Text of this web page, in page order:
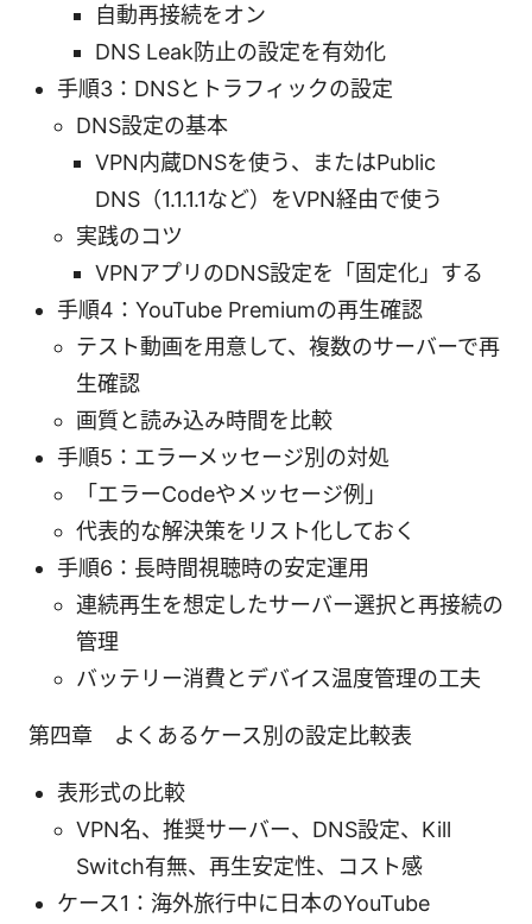
自動再接続をオン
DNS Leak防止の設定を有効化
手順3：DNSとトラフィックの設定
DNS設定の基本
VPN内蔵DNSを使う、またはPublic
DNS（1.1.1.1など）をVPN経由で使う
実践のコツ
VPNアプリのDNS設定を「固定化」する
手順4：YouTube Premiumの再生確認
テスト動画を用意して、複数のサーバーで再
生確認
画質と読み込み時間を比較
手順5：エラーメッセージ別の対処
「エラーCodeやメッセージ例」
代表的な解決策をリスト化しておく
手順6：長時間視聴時の安定運用
連続再生を想定したサーバー選択と再接続の
管理
バッテリー消費とデバイス温度管理の工夫
第四章 よくあるケース別の設定比較表
表形式の比較
VPN名、推奨サーバー、DNS設定、Kill
Switch有無、再生安定性、コスト感
ケース1：海外旅行中に日本のYouTube